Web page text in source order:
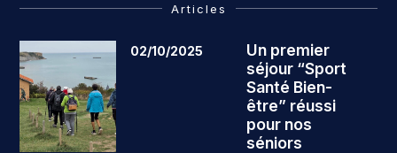
Articles
02/10/2025
Un premier
séjour “Sport
Santé Bien-
être” réussi
pour nos
séniors